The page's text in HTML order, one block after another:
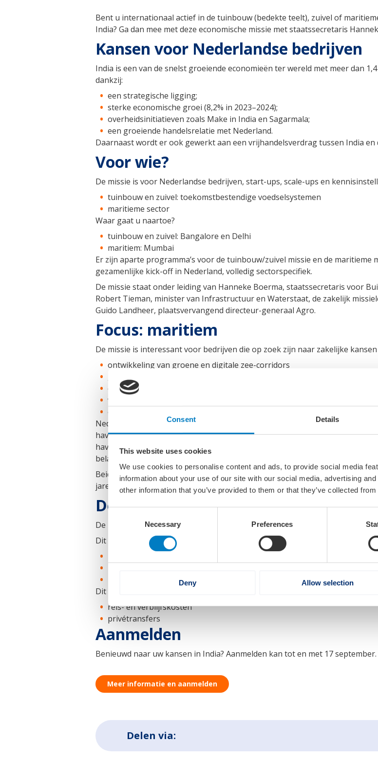
Consent Details
This website uses cookies
We use cookies to personalise content and ads, to provide social media
information about your use of our site with our social media, advertising
other information that you’ve provided to them or that they’ve collected
Necessary Preferences
Deny Allow selection
Bent u internationaal actief in de tuinbouw (bedekte teelt), zuivel of
India? Ga dan mee met deze economische missie met staatssecretaris
Kansen voor Nederlandse bedrijven
India is een van de snelst groeiende economieën ter wereld met meer dan
dankzij:
een strategische ligging;
sterke economische groei (8,2% in 2023–2024);
overheidsinitiatieven zoals Make in India en Sagarmala;
een groeiende handelsrelatie met Nederland.
Daarnaast wordt er ook gewerkt aan een vrijhandelsverdrag tussen India en
Voor wie?
De missie is voor Nederlandse bedrijven, start-ups, scale-ups en
tuinbouw en zuivel: toekomstbestendige voedselsystemen
maritieme sector
Waar gaat u naartoe?
tuinbouw en zuivel: Bangalore en Delhi
maritiem: Mumbai
Er zijn aparte programma’s voor de tuinbouw/zuivel missie en de maritieme
gezamenlijke kick-off in Nederland, volledig sectorspecifiek.
De missie staat onder leiding van Hanneke Boerma, staatssecretaris voor
Robert Tieman, minister van Infrastructuur en Waterstaat, de zakelijk
Guido Landheer, plaatsvervangend directeur-generaal Agro.
Focus: maritiem
De missie is interessant voor bedrijven die op zoek zijn naar zakelijke kansen
ontwikkeling van groene en digitale zee-corridors
ontwikkeling van binnenwateren, inclusief natuurgebaseerde
wereldwijde handelsweerbaarheid, inclusief maritieme veiligheid en
capaciteitsopbouw
Nederland en India werken steeds nauwer samen, zakelijk en op
havens, binnenwateren, baggeren, logistiek en groene scheepvaart. Samen
havens, sterke kusten en moderne schepen. Digitale technologie speelt
belangrijk voor veilige en toekomstbestendige havens.
Beide landen investeren in de blauwe economie en duurzame infrastructuur.
jaren dus steeds belangrijker.
Deelname en kosten
De kosten zijn € 950 per organisatie. Er kunnen maximaal 2 personen per
Dit is inclusief:
lokaal vervoer en ondersteuning
Dit is exclusief:
reis- en verblijfskosten
privétransfers
Aanmelden
Benieuwd naar uw kansen in India? Aanmelden kan tot en met 17 september.
Meer informatie en aanmelden
Delen via: